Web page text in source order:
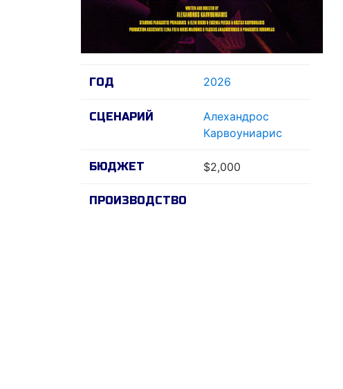
ГОД 2026
СЦЕНАРИЙ
Алеxандрос
Карвоуниарис
БЮДЖЕТ $2,000
ПРОИЗВОДСТВО